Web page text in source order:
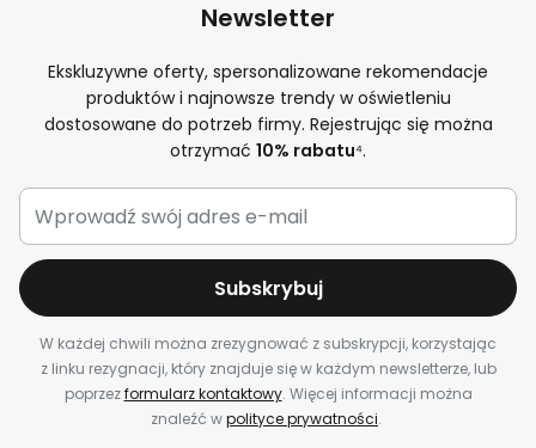
Newsletter
Ekskluzywne oferty, spersonalizowane rekomendacje
produktów i najnowsze trendy w oświetleniu
dostosowane do potrzeb firmy. Rejestrując się można
otrzymać 10% rabatu⁴.
Subskrybuj
W każdej chwili można zrezygnować z subskrypcji, korzystając
z linku rezygnacji, który znajduje się w każdym newsletterze, lub
poprzezformularz kontaktowy. Więcej informacji można
znaleźć wpolityce prywatności.